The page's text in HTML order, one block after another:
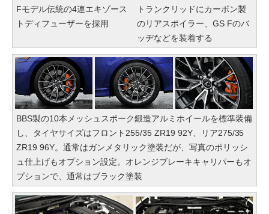
Fモデル伝統の4連エキゾース
トディフューザーを採用
トランクリッドにカーボン製
のリアスポイラー、GS Fのバ
ッヂなどを装着する
BBS製の10本メッシュスポーク鍛造アルミホイールを標準装備
し、タイヤサイズはフロント255/35 ZR19 92Y、リア275/35
ZR19 96Y。通常はガンメタリック塗装だが、写真のポリッシ
ュ仕上げもオプション設定。オレンジブレーキキャリパーもオ
プションで、通常はブラック塗装